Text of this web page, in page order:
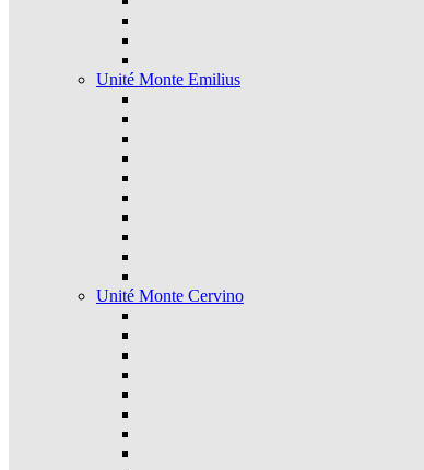
Unité Monte Emilius
Unité Monte Cervino